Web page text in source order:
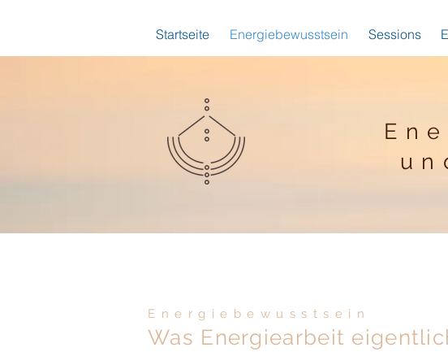
Startseite Energiebewusstsein Sessions
Energiebewusstsein
Was Energiearbeit